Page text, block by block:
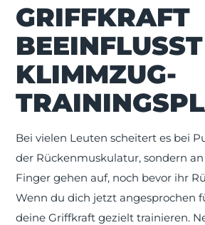
GRIFFKRAFT
BEEINFLUSST
KLIMMZUG-
Bei vielen Leuten scheitert es bei
der Rückenmuskulatur, sondern
Finger gehen auf, noch bevor ihr
Wenn du dich jetzt angesprochen
deine Griffkraft gezielt trainieren.